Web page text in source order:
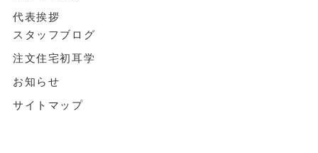
代表挨拶
スタッフブログ
注文住宅初耳学
お知らせ
サイトマップ